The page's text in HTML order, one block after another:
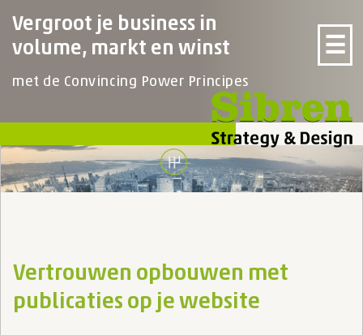
Vergroot je business in
volume, markt en winst
met de Convincing Power Principes
☰
Vertrouwen opbouwen met
publicaties op je website